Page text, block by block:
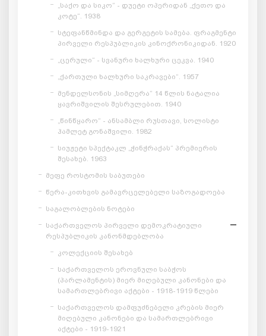
„საქო და სიკო“ - დუეტი ოპერიდან „ქეთო და
კოტე“. 1938
სტეფანწმინდა და გერგეტის სამება. ფრაგმენტი
პირველი რესპუბლიკის კინოქრონიკიდან. 1920
„ცერული“ - სვანური ხალხური ცეკვა. 1940
„ქართული ხალხური საკრავები“. 1957
მენდელსონის „სიმღერა“ 14 წლის ნატალია
ყავრიშვილის შესრულებით. 1940
„წინწყარო“ - ანსამბლი რუსთავი, სოლისტი
ჰამლეტ გონაშვილი. 1982
სიუჟეტი სპექტაკლ „ჭინჭრაქას“ პრემიერის
შესახებ. 1963
მეფე როსტომის საბუთები
წერა-კითხვის გამავრცელებელი საზოგადოება
საგალობლების ნოტები
საქართველოს პირველი დემოკრატიული
რესპუბლიკის კანონმდებლობა
კოლექციის შესახებ
საქართველოს ეროვნული საბჭოს
(პარლამენტის) მიერ მიღებული კანონები და
სამართლებრივი აქტები - 1918-1919 წლები
საქართველოს დამფუძნებელი კრების მიერ
მიღებული კანონები და სამართლებრივი
აქტები - 1919-1921